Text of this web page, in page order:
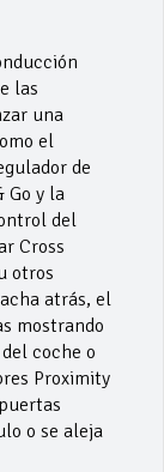
las
una
el
de
Go y la
del
Cross
otros
atrás, el
mostrando
coche o
Proximity
o se aleja